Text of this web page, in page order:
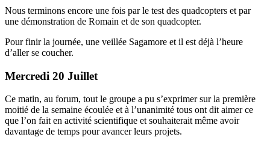
Nous terminons encore une fois par le test des quadcopters et par
une démonstration de Romain et de son quadcopter.
Pour finir la journée, une veillée Sagamore et il est déjà l’heure
d’aller se coucher.
Mercredi 20 Juillet
Ce matin, au forum, tout le groupe a pu s’exprimer sur la première
moitié de la semaine écoulée et à l’unanimité tous ont dit aimer ce
que l’on fait en activité scientifique et souhaiterait même avoir
davantage de temps pour avancer leurs projets.